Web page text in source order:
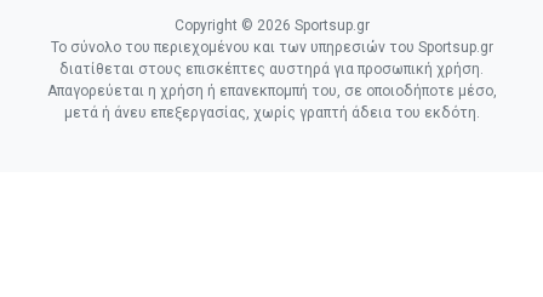
Copyright © 2026 Sportsup.gr
Το σύνολο του περιεχομένου και των υπηρεσιών του Sportsup.gr
διατίθεται στους επισκέπτες αυστηρά για προσωπική χρήση.
Απαγορεύεται η χρήση ή επανεκπομπή του, σε οποιοδήποτε μέσο,
μετά ή άνευ επεξεργασίας, χωρίς γραπτή άδεια του εκδότη.